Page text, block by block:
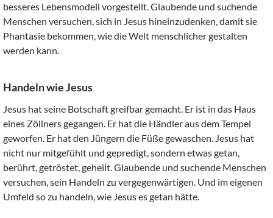
besseres Lebensmodell vorgestellt. Glaubende und suchende
Menschen versuchen, sich in Jesus hineinzudenken, damit sie
Phantasie bekommen, wie die Welt menschlicher gestalten
werden kann.
Handeln wie Jesus
Jesus hat seine Botschaft greifbar gemacht. Er ist in das Haus
eines Zöllners gegangen. Er hat die Händler aus dem Tempel
geworfen. Er hat den Jüngern die Füße gewaschen. Jesus hat
nicht nur mitgefühlt und gepredigt, sondern etwas getan,
berührt, getröstet, geheilt. Glaubende und suchende Menschen
versuchen, sein Handeln zu vergegenwärtigen. Und im eigenen
Umfeld so zu handeln, wie Jesus es getan hätte.